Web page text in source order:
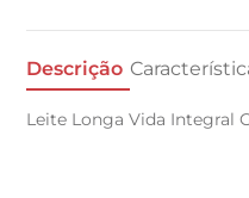
Descrição
Leite Longa Vida Integral